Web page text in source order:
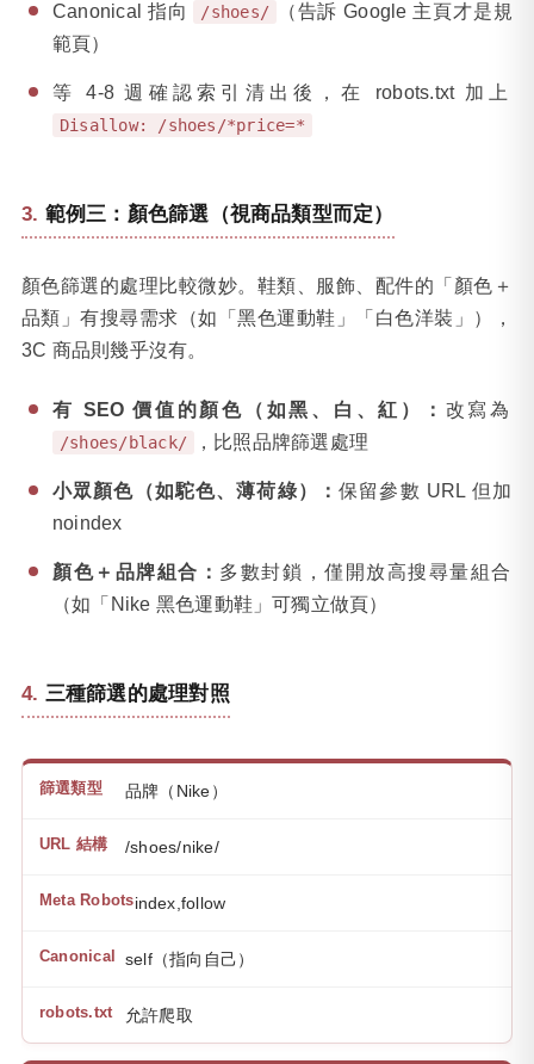
Canonical 指向 /shoes/
（告訴 Google 主頁才是規
範頁）
等 4-8 週確認索引清出後，在 robots.txt 加上
Disallow: /shoes/*price=*
範例三：顏色篩選（視商品類型而定）
顏色篩選的處理比較微妙。鞋類、服飾、配件的「顏色＋
品類」有搜尋需求（如「黑色運動鞋」「白色洋裝」），
3C 商品則幾乎沒有。
有 SEO 價值的顏色（如黑、白、紅）： 改寫為
/shoes/black/ ，比照品牌篩選處理
小眾顏色（如駝色、薄荷綠）：保留參數 URL 但加
noindex
顏色＋品牌組合： 多數封鎖，僅開放高搜尋量組合
（如「Nike 黑色運動鞋」可獨立做頁）
三種篩選的處理對照
品牌（Nike）
/shoes/nike/
index,follow
self（指向自己）
允許爬取